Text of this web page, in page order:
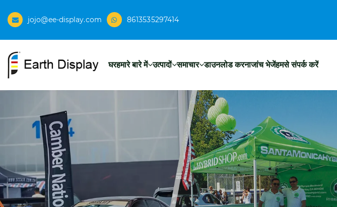
jojo@ee-display.com 8613535297414
घरहमारे बारे में उत्पादों समाचार डाउनलोड करनाजांच भेजेंहमसे संपर्क करें